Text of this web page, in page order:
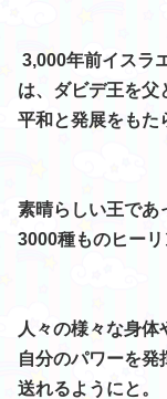
3,000年前イスラ
は、ダビデ王を父
平和と発展をもた
素晴らしい王であ
3000種ものヒーリ
人々の様々な身
自分のパワーを発
送れるようにと。